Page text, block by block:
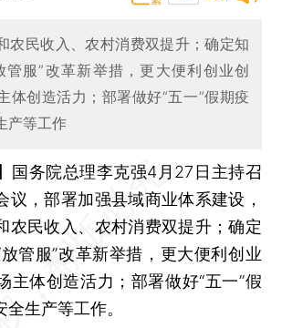
农民收入、农村消费双提升；确定知
管服”改革新举措，更大便利创业创
体创造活力；部署做好“五一”假期疫
产等工作
国务院总理李克强4月27日主持召
议，部署加强县域商业体系建设，
农民收入、农村消费双提升；确定
管服”改革新举措，更大便利创业
主体创造活力；部署做好“五一”假
生产等工作。